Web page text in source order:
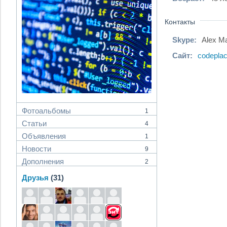
Фотоальбомы 1
Статьи 4
Объявления 1
Новости 9
Дополнения 2
Друзья (31)
Контакты
Skype:
Alex
Сайт: